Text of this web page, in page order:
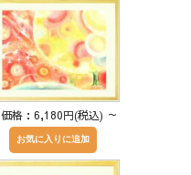
価格：6,180円(税込) ～